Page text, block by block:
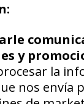
y
la
nos envía